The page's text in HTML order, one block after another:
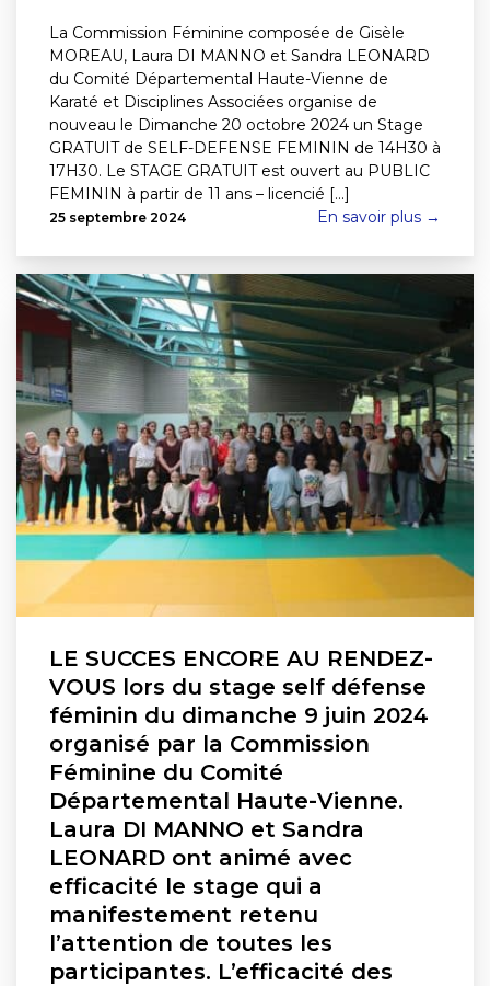
La Commission Féminine composée de Gisèle
MOREAU, Laura DI MANNO et Sandra LEONARD
du Comité Départemental Haute-Vienne de
Karaté et Disciplines Associées organise de
nouveau le Dimanche 20 octobre 2024 un Stage
GRATUIT de SELF-DEFENSE FEMININ de 14H30 à
17H30. Le STAGE GRATUIT est ouvert au PUBLIC
FEMININ à partir de 11 ans – licencié [...]
25 septembre 2024 En savoir plus →
LE SUCCES ENCORE AU RENDEZ-
VOUS lors du stage self défense
féminin du dimanche 9 juin 2024
organisé par la Commission
Féminine du Comité
Départemental Haute-Vienne.
Laura DI MANNO et Sandra
LEONARD ont animé avec
efficacité le stage qui a
manifestement retenu
l’attention de toutes les
participantes. L’efficacité des